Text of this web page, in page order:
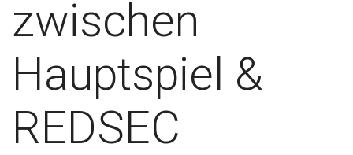
zwischen
Hauptspiel &
REDSEC